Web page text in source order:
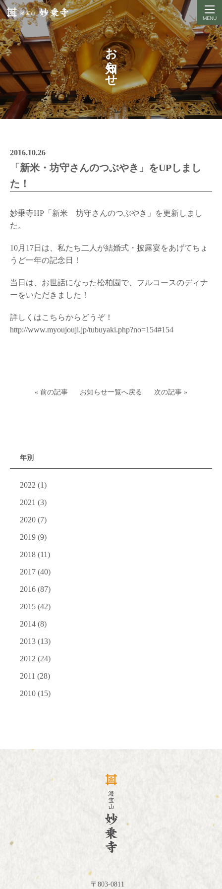
お知らせ
2016.10.26
「新米・坊守さんのつぶやき」をUPしまし
た！
妙乗寺HP「新米 坊守さんのつぶやき」を更新しまし
た。
10月17日は、私たち二人が結婚式・披露宴をあげてちょ
うど一年の記念日！
当日は、お世話になった松柏園で、フルコースのディナ
ーをいただきました！
詳しくはこちらからどうぞ！
http://www.myoujouji.jp/tubuyaki.php?no=154#154
« 前の記事 お知らせ一覧へ戻る 次の記事 »
年別
2022 (1)
2021 (3)
2020 (7)
2019 (9)
2018 (11)
2017 (40)
2016 (87)
2015 (42)
2014 (8)
2013 (13)
2012 (24)
2011 (28)
2010 (15)
〒803-0811